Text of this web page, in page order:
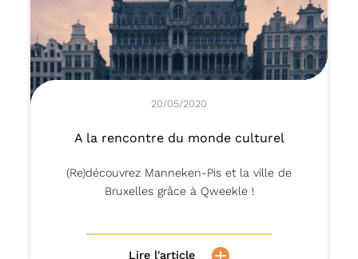
20/05/2020
A la rencontre du monde culturel
(Re)découvrez Manneken-Pis et la ville de
Bruxelles grâce à Qweekle !
Lire l'article